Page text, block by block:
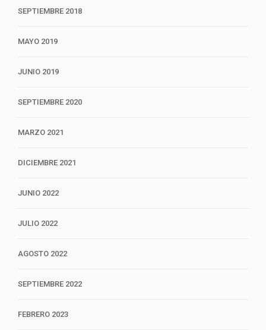
SEPTIEMBRE 2018
MAYO 2019
JUNIO 2019
SEPTIEMBRE 2020
MARZO 2021
DICIEMBRE 2021
JUNIO 2022
JULIO 2022
AGOSTO 2022
SEPTIEMBRE 2022
FEBRERO 2023